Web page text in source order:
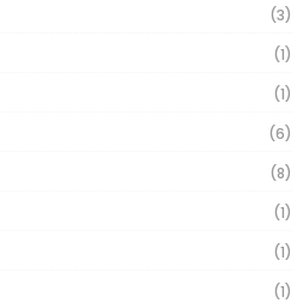
(3)
(1)
(1)
(6)
(8)
(1)
(1)
(1)